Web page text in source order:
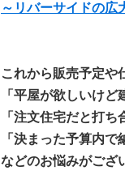
～リバーサイドの
これから販売予定や
「平屋が欲しいけど
「注文住宅だと打ち
「決まった予算内で
などのお悩みがござ